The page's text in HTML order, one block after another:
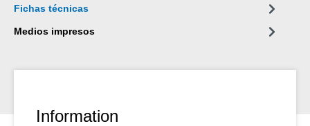
Fichas técnicas
Medios impresos
Information